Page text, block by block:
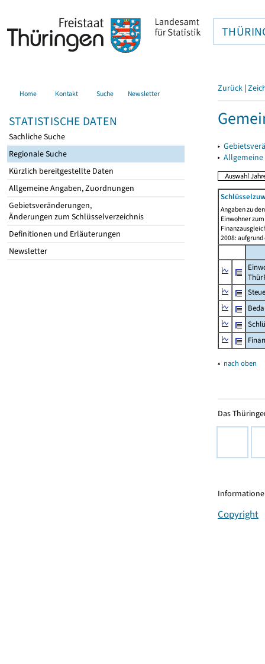
Home Kontakt Suche Newsletter
STATISTISCHE DATEN
Sachliche Suche
Regionale Suche
Kürzlich bereitgestellte Daten
Allgemeine Angaben, Zuordnungen
Gebietsveränderungen,
Änderungen zum Schlüsselverzeichnis
Definitionen und Erläuterungen
Newsletter
Zurück |
▸
▸
Angaben zu
Einwohner
2008:
▴ nach oben
Das
Copyright